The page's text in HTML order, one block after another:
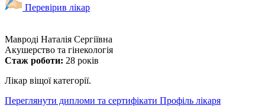
Перевірив лікар
Мавроді Наталія Сергіївна
Акушерство та гінекологія
Стаж роботи: 28 років
Лікар віщої категорії.
Переглянути дипломи та сертифікати Профіль лікаря